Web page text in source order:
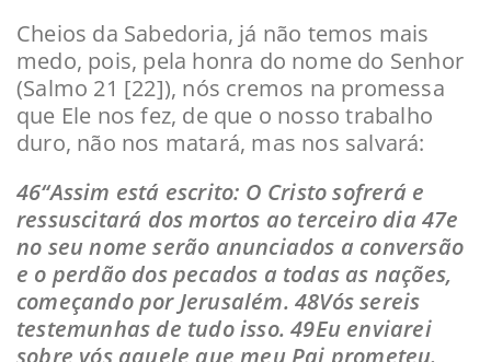
Cheios da Sabedoria, já não temos mais
medo, pois, pela honra do nome do Senhor
(Salmo 21 [22]), nós cremos na promessa
que Ele nos fez, de que o nosso trabalho
duro, não nos matará, mas nos salvará:
46“Assim está escrito: O Cristo sofrerá e
ressuscitará dos mortos ao terceiro dia 47e
no seu nome serão anunciados a conversão
e o perdão dos pecados a todas as nações,
começando por Jerusalém. 48Vós sereis
testemunhas de tudo isso. 49Eu enviarei
sobre vós aquele que meu Pai prometeu.